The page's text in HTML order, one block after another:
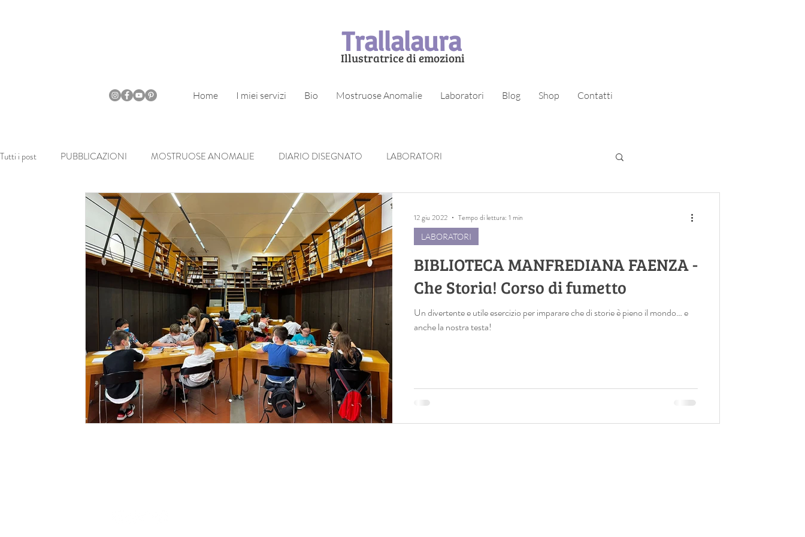
Trallalaura
Illustratrice di emozioni
Home I miei servizi Bio Mostruose Anomalie Laboratori Blog Shop Contatti
Tutti i post PUBBLICAZIONI MOSTRUOSE ANOMALIE DIARIO DISEGNATO LABORATORI
BIBLIOTECA MANFREDIANA FAENZA -
Che Storia! Corso di fumetto
Un divertente e utile esercizio per imparare che di storie è pieno il mondo… e
anche la nostra testa!
LABORATORI
12 giu 2022 Tempo di lettura: 1 min